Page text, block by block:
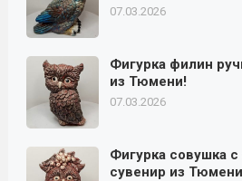
07.03.2026
Фигурка филин
из Тюмени!
07.03.2026
Фигурка совушка
сувенир из